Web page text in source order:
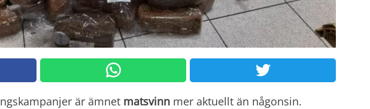
är ämnet matsvinn mer aktuellt än någonsin.